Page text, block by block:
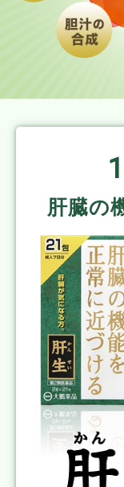
肝臓の